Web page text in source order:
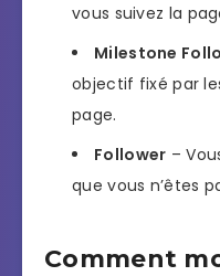
vous suivez la
Milestone
objectif fixé par
page.
Follower –
que vous n’êtes
Comment